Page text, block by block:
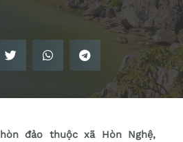
đảo thuộc xã Hòn Nghệ,